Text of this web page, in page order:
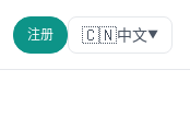
注册 🇨🇳中文▼